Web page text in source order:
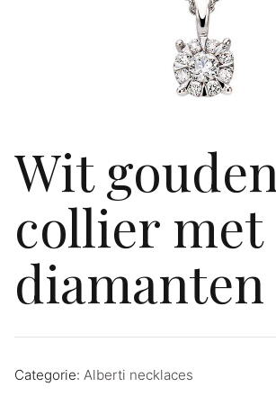
Wit gouden
collier met
diamanten
Categorie: Alberti necklaces